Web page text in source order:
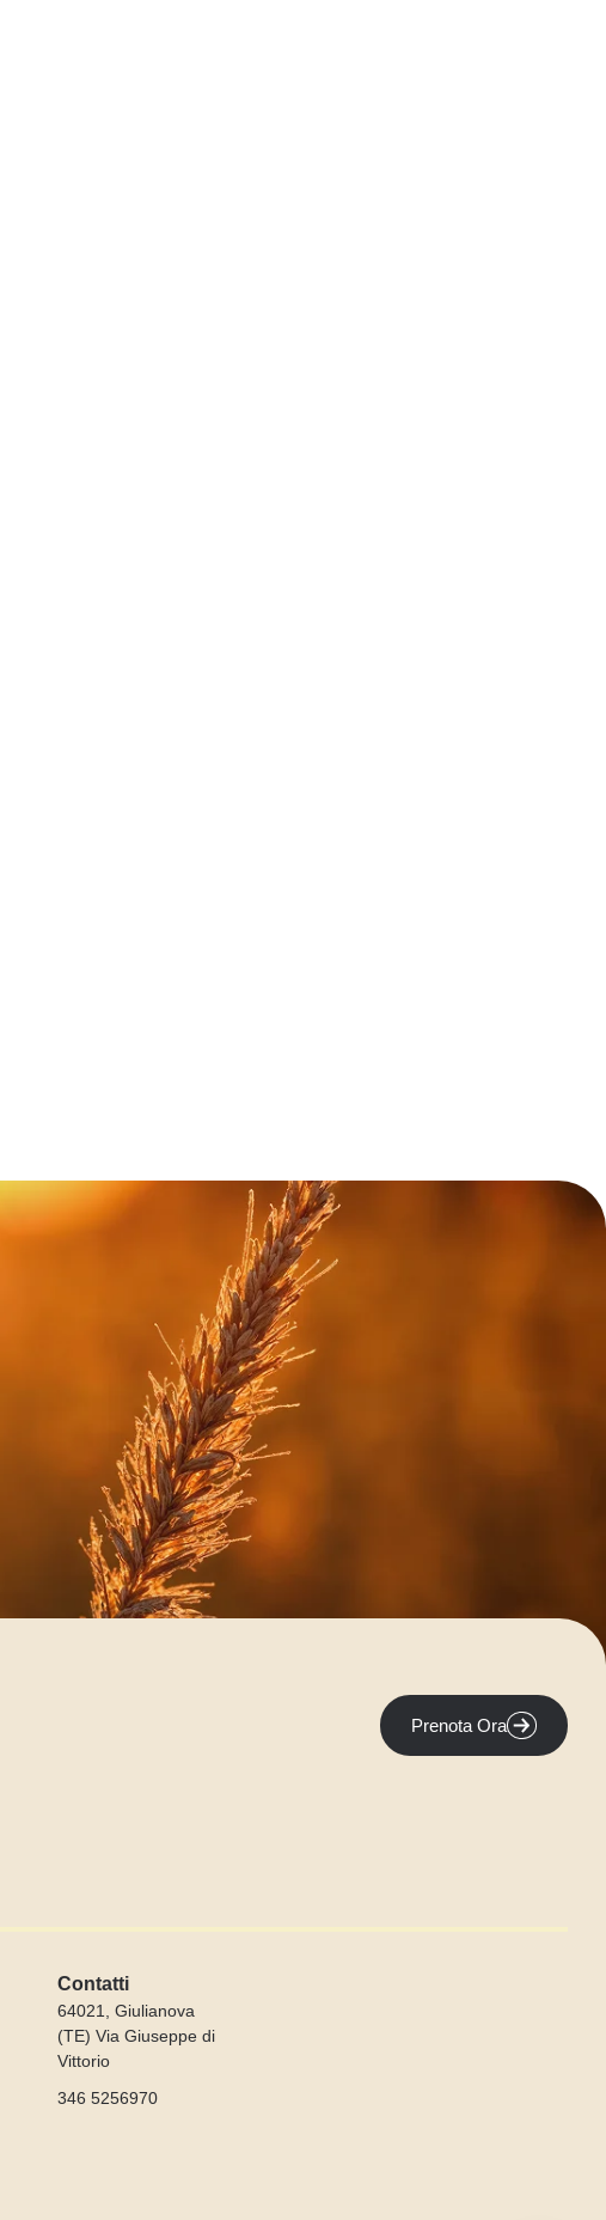
Prenota Ora
Contatti
64021, Giulianova
(TE) Via Giuseppe di
Vittorio
346 5256970